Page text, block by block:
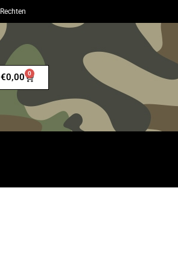
Rechten
€0,00 0